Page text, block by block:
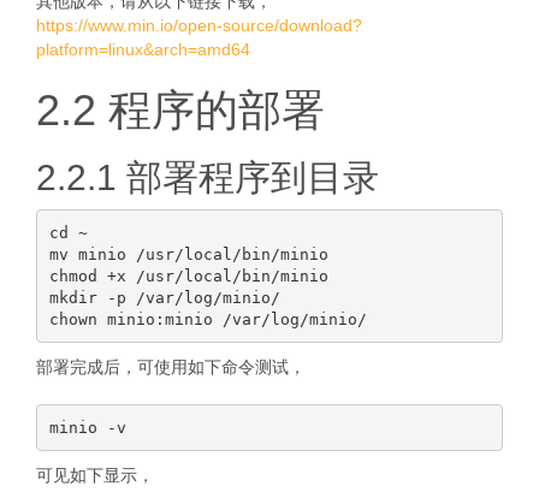
https://www.min.io/open-source/download?
platform=linux&arch=amd64
2.2 程序的部署
2.2.1 部署程序到目录
cd ~
mv minio /usr/local/bin/minio
chmod +x /usr/local/bin/minio
mkdir -p /var/log/minio/
部署完成后，可使用如下命令测试，
可见如下显示，